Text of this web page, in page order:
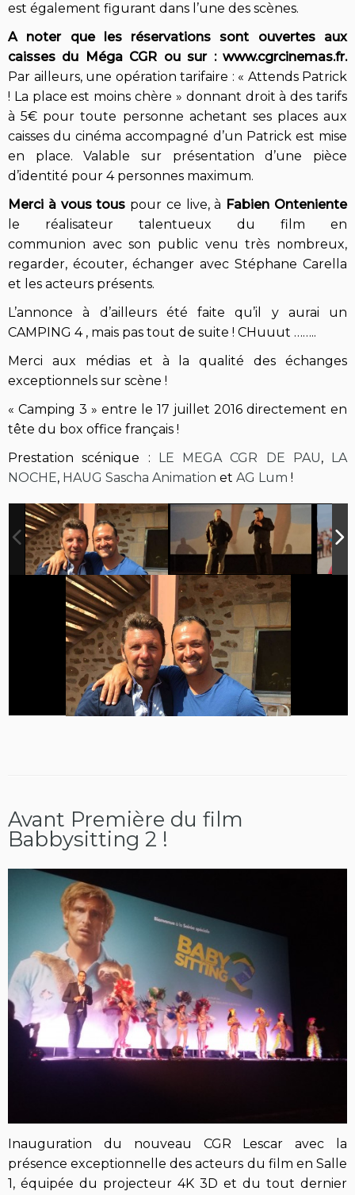
est également figurant dans l’une des scènes.
A noter que les réservations sont ouvertes aux
caisses du Méga CGR ou sur : www.cgrcinemas.fr.
Par ailleurs, une opération tarifaire : « Attends Patrick
! La place est moins chère » donnant droit à des tarifs
à 5€ pour toute personne achetant ses places aux
caisses du cinéma accompagné d’un Patrick est mise
en place. Valable sur présentation d’une pièce
d’identité pour 4 personnes maximum.
Merci à vous tous pour ce live, à Fabien Onteniente
le réalisateur talentueux du film en
communion avec son public venu très nombreux,
regarder, écouter, échanger avec Stéphane Carella
et les acteurs présents.
L’annonce à d’ailleurs été faite qu’il y aurai un
CAMPING 4 , mais pas tout de suite ! CHuuut ……..
Merci aux médias et à la qualité des échanges
exceptionnels sur scène !
« Camping 3 » entre le 17 juillet 2016 directement en
tête du box office français !
Prestation scénique : LE MEGA CGR DE PAU, LA
NOCHE, HAUG Sascha Animation et AG Lum !
Avant Première du film
Babbysitting 2 !
Inauguration du nouveau CGR Lescar avec la
présence exceptionnelle des acteurs du film en Salle
1, équipée du projecteur 4K 3D et du tout dernier